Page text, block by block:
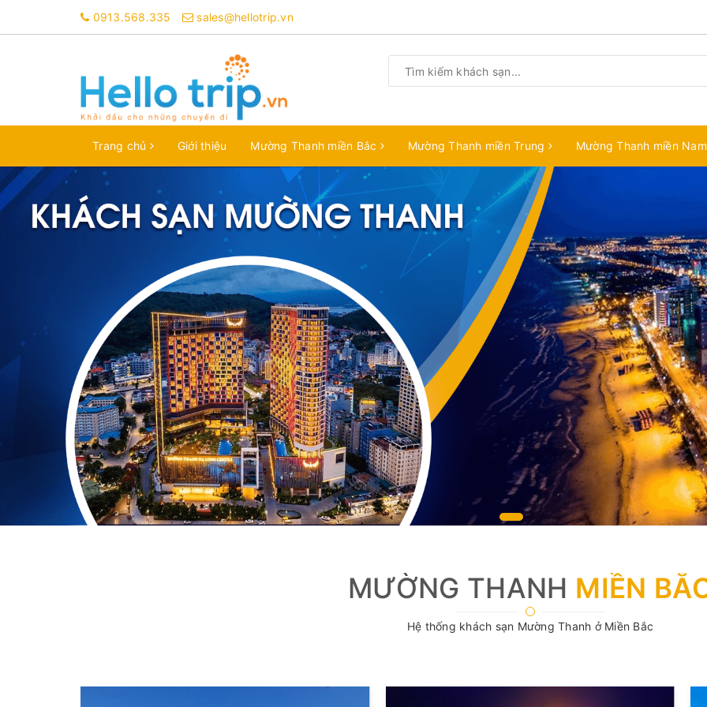
0913.568.335 sales@hellotrip.vn
Trang chủ Giới thiệu Mường Thanh miền Bắc Mường Thanh miền Trung Mường Thanh miền
MƯỜNG THANH MIỀN
Hệ thống khách sạn Mường Thanh ở Miền Bắc